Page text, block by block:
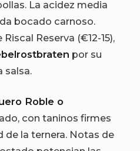
La acidez media
bocado carnoso.
Reserva (€12-15),
por su
salsa.
Roble o
con taninos firmes
la ternera. Notas de